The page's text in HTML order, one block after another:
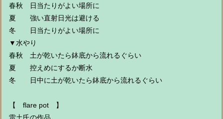
春秋 日当たりがよい場所に
夏 強い直射日光は避ける
冬 日当たりがよい場所に
▼水やり
春秋 土が乾いたら鉢底から流れるぐらい
夏 控えめにするか断水
冬 日中に土が乾いたら鉢底から流れるぐらい
【 flare pot 】